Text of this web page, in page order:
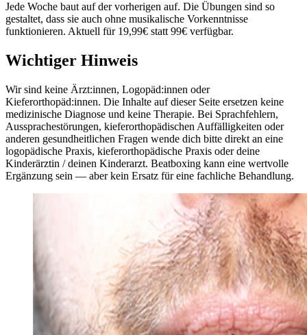
Jede Woche baut auf der vorherigen auf. Die Übungen sind so
gestaltet, dass sie auch ohne musikalische Vorkenntnisse
funktionieren. Aktuell für 19,99€ statt 99€ verfügbar.
Wichtiger Hinweis
Wir sind keine Ärzt:innen, Logopäd:innen oder
Kieferorthopäd:innen. Die Inhalte auf dieser Seite ersetzen keine
medizinische Diagnose und keine Therapie. Bei Sprachfehlern,
Aussprachestörungen, kieferorthopädischen Auffälligkeiten oder
anderen gesundheitlichen Fragen wende dich bitte direkt an eine
logopädische Praxis, kieferorthopädische Praxis oder deine
Kinderärztin / deinen Kinderarzt. Beatboxing kann eine wertvolle
Ergänzung sein — aber kein Ersatz für eine fachliche Behandlung.